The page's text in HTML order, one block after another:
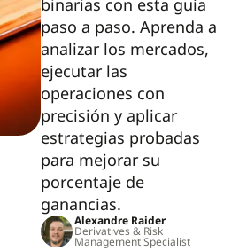
binarias con esta guía
paso a paso. Aprenda a
analizar los mercados,
ejecutar las
operaciones con
precisión y aplicar
estrategias probadas
para mejorar su
porcentaje de
ganancias.
Alexandre Raider
Derivatives & Risk
Management Specialist